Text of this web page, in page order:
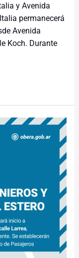
y Avenida
permanecerá
Avenida
Koch. Durante